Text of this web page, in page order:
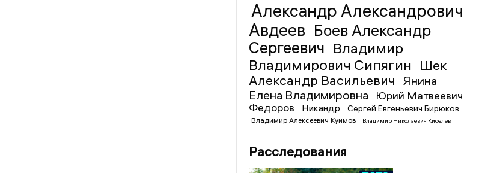
Александр Александрович
Авдеев Боев Александр
Сергеевич Владимир
Владимирович Сипягин Шек
Александр Васильевич
Янина
Елена Владимировна
Юрий Матвеевич
Федоров
Никандр Сергей Евгеньевич Бирюков
Владимир Алексеевич Куимов Владимир Николаевич Киселёв
Расследования